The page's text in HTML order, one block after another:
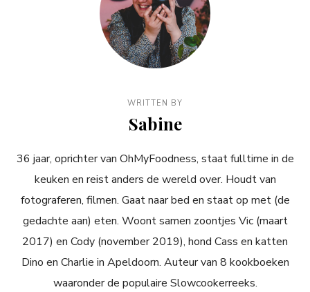
WRITTEN BY
Sabine
36 jaar, oprichter van OhMyFoodness, staat fulltime in de
keuken en reist anders de wereld over. Houdt van
fotograferen, filmen. Gaat naar bed en staat op met (de
gedachte aan) eten. Woont samen zoontjes Vic (maart
2017) en Cody (november 2019), hond Cass en katten
Dino en Charlie in Apeldoorn. Auteur van 8 kookboeken
waaronder de populaire Slowcookerreeks.